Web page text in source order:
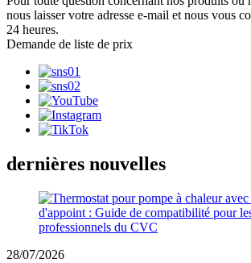
nous laisser votre adresse e-mail et nous vous
24 heures.
Demande de liste de prix
dernières nouvelles
28/07/2026